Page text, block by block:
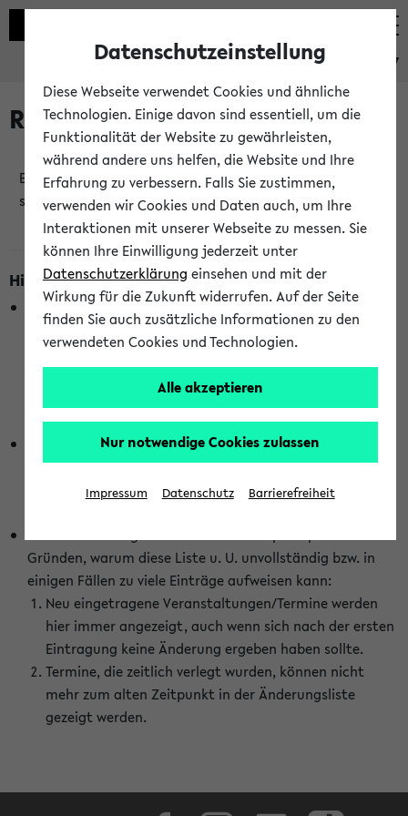
eKVV
Raumänderungen
Es wurden keine Raumänderungen an jetzt
stattfindenden Veranstaltungen gefunden!
Hinweise zur Liste der Raumänderungen
In dieser Liste werden nur Veranstaltungstermine
berücksichtigt, die gerade oder innerhalb der nächsten 2
Stunden stattfinden. Berücksichtigt werden nur Termine,
wurden. Die Anzeige ist semesterübergreifend und nicht
abhängig vom im eKVV gewählten Semester.
Die hier gezeigte Liste von Raumänderungen kann nur
vollständig sein, wenn den Fakultäten von den Lehrenden
die Änderungen zeitnah mitgeteilt und diese Änderungen
Gründen, warum diese Liste u. U. unvollständig bzw. in
einigen Fällen zu viele Einträge aufweisen kann:
Neu eingetragene Veranstaltungen/Termine werden
hier immer angezeigt, auch wenn sich nach der ersten
Eintragung keine Änderung ergeben haben sollte.
Termine, die zeitlich verlegt wurden, können nicht
mehr zum alten Zeitpunkt in der Änderungsliste
gezeigt werden.
Datenschutzeinstellung
Diese Webseite verwendet Cookies und ähnliche
Technologien. Einige davon sind essentiell, um die
Funktionalität der Website zu gewährleisten,
während andere uns helfen, die Website und Ihre
Erfahrung zu verbessern. Falls Sie zustimmen,
verwenden wir Cookies und Daten auch, um Ihre
Interaktionen mit unserer Webseite zu messen. Sie
können Ihre Einwilligung jederzeit unter
Datenschutzerklärung einsehen und mit der
Wirkung für die Zukunft widerrufen. Auf der Seite
finden Sie auch zusätzliche Informationen zu den
verwendeten Cookies und Technologien.
Alle akzeptieren
Nur notwendige Cookies zulassen
Impressum Datenschutz Barrierefreiheit